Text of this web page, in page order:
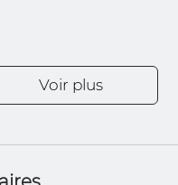
Voir plus